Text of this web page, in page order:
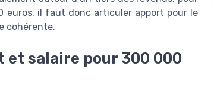
euros, il faut donc articuler apport pour le
cohérente.
et salaire pour 300 000